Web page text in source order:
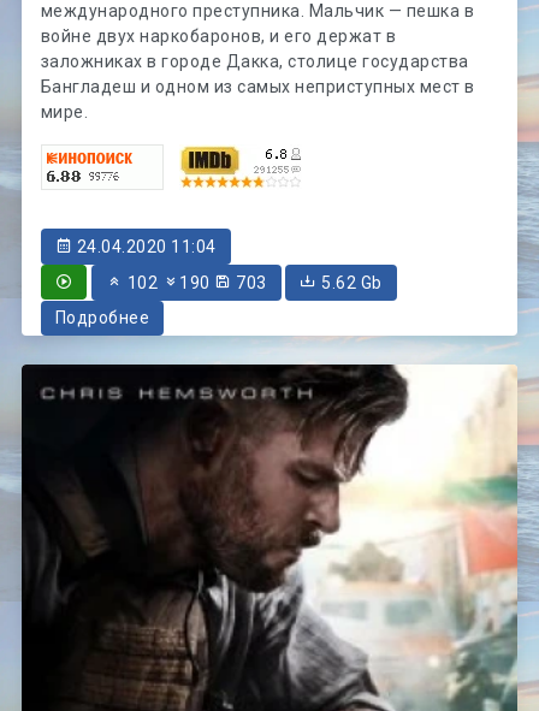
международного преступника. Мальчик — пешка в
войне двух наркобаронов, и его держат в
заложниках в городе Дакка, столице государства
Бангладеш и одном из самых неприступных мест в
мире.
24.04.2020 11:04
102
190 703
5.62 Gb
Подробнее